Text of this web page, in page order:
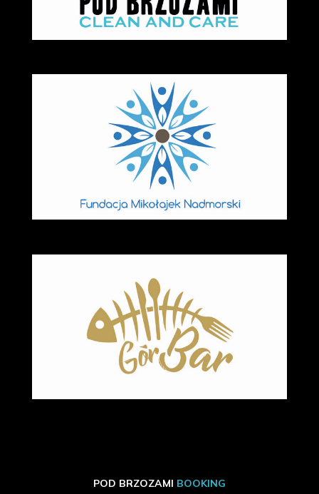
POD BRZOZAMI BOOKING